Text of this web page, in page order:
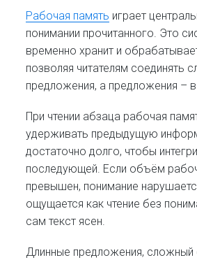
Рабочая память играет
понимании прочитанного. Это
временно хранит и
позволяя читателям соединять
предложения, а предложения – в
При чтении абзаца рабочая
удерживать предыдущую
достаточно долго, чтобы
последующей. Если объём
превышен, понимание
ощущается как чтение без
сам текст ясен.
Длинные предложения, сложный